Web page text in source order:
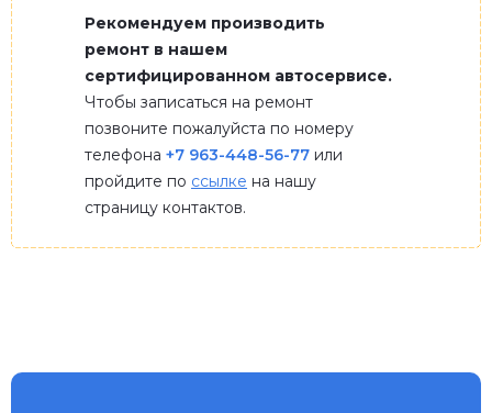
Рекомендуем производить
ремонт в нашем
сертифицированном автосервисе.
Чтобы записаться на ремонт
позвоните пожалуйста по номеру
телефона +7 963-448-56-77 или
пройдите по ссылке на нашу
страницу контактов.